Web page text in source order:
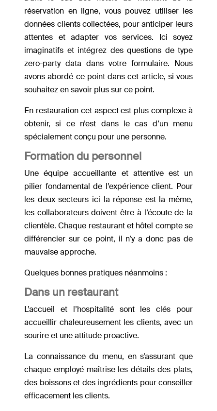
réservation en ligne, vous pouvez utiliser les
données clients collectées, pour anticiper leurs
attentes et adapter vos services. Ici soyez
imaginatifs et intégrez des questions de type
zero-party data dans votre formulaire. Nous
avons abordé ce point dans cet article, si vous
souhaitez en savoir plus sur ce point.
En restauration cet aspect est plus complexe à
obtenir, si ce n’est dans le cas d’un menu
spécialement conçu pour une personne.
Formation du personnel
Une équipe accueillante et attentive est un
pilier fondamental de l’expérience client. Pour
les deux secteurs ici la réponse est la même,
les collaborateurs doivent être à l’écoute de la
clientèle. Chaque restaurant et hôtel compte se
différencier sur ce point, il n’y a donc pas de
mauvaise approche.
Quelques bonnes pratiques néanmoins :
Dans un restaurant
L’accueil et l’hospitalité sont les clés pour
accueillir chaleureusement les clients, avec un
sourire et une attitude proactive.
La connaissance du menu, en s’assurant que
chaque employé maîtrise les détails des plats,
des boissons et des ingrédients pour conseiller
efficacement les clients.